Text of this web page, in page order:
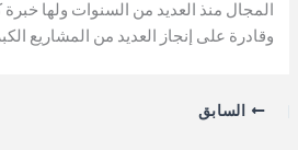
المجال منذ العديد من السنوات ولها خبرة
وقادرة على إنجاز العديد من المشاريع
السابق